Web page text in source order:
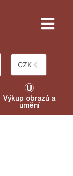
CZK
Výkup obrazů a
umění